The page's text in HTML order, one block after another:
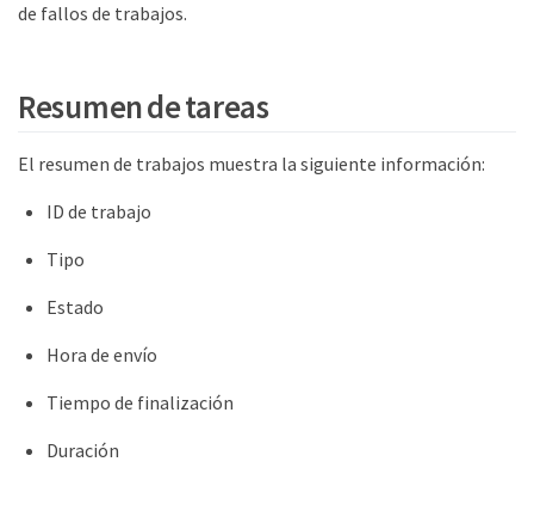
de fallos de trabajos.
Resumen de tareas
El resumen de trabajos muestra la siguiente información:
ID de trabajo
Tipo
Estado
Hora de envío
Tiempo de finalización
Duración